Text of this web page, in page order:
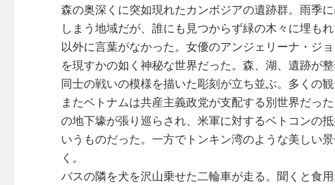
森の奥深くに突如現れたカンボジアの遺跡群。雨季
しまう地域だが、誰にも見つからず緑の木々に埋も
以外に言葉がなかった。女優のアンジェリーナ・ジ
を現すかの如く神秘な世界だった。森、湖、遺跡が
同士の戦いの模様を描いた彫刻が立ち並ぶ。多くの観
またベトナムは共産主義政党が支配する別世界だっ
の地下壕が張り巡らされ、米軍に対するベトコンの
いうものだった。一方でトンキン湾のような美しい
く。
バスの隣を犬を沢山乗せた二輪車が走る。聞くと食